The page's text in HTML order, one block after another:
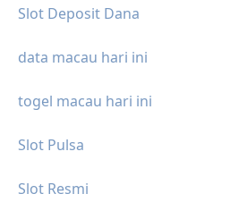
Slot Deposit Dana
data macau hari ini
togel macau hari ini
Slot Pulsa
Slot Resmi